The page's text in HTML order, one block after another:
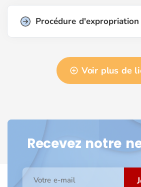
Procédure
Voir plus de
Recevez notre
Votre e-mail